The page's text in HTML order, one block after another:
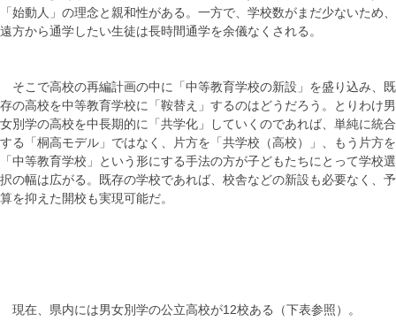
「始動人」の理念と親和性がある。一方で、学校数がまだ少ないため、
遠方から通学したい生徒は長時間通学を余儀なくされる。
そこで高校の再編計画の中に「中等教育学校の新設」を盛り込み、既
存の高校を中等教育学校に「鞍替え」するのはどうだろう。とりわけ男
女別学の高校を中長期的に「共学化」していくのであれば、単純に統合
する「桐高モデル」ではなく、片方を「共学校（高校）」、もう片方を
「中等教育学校」という形にする手法の方が子どもたちにとって学校選
択の幅は広がる。既存の学校であれば、校舎などの新設も必要なく、予
算を抑えた開校も実現可能だ。
現在、県内には男女別学の公立高校が12校ある（下表参照）。